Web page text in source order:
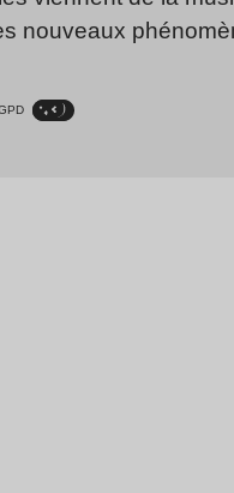
nouveaux